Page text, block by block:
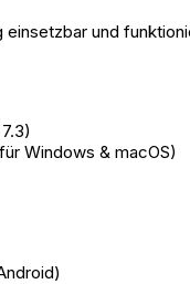
und
Windows & macOS)